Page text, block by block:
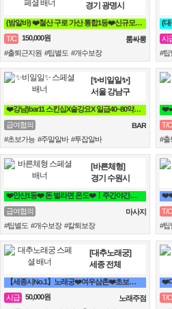
경기 광명시
(밤알바) ❤️철산 구로 가산 통합1등❤️신규모집❤️ 룸알바
T/C
150,000원
룸싸롱
#출퇴근지원 #팁별도 #개수보장
시
#팁
[✨비일일✨]
서울 강남구
❤️강남)bar11 스킨십X술강요X 일급40~80약속 토킹바 꿀알바❤️
급여협의
BAR
#초보가능 #주말알바 #투잡알바
T/C
#출
[바른체형]
경기 수원시
❤️안산1등❤️ 돈 벌라면 온도❤️ㅣ주간야간ㅣ자유근무ㅣ알바 대환영
급여협의
마사지
#팁별도 #개수보장 #칼퇴보장
T/C
#팁
[대추노래궁]
세종 전체
【세종시No.1】노래궁❤️여우삼촌❤️초보환영❤️가족분위기❤️365일출근
시급
50,000원
노래주점
T/C